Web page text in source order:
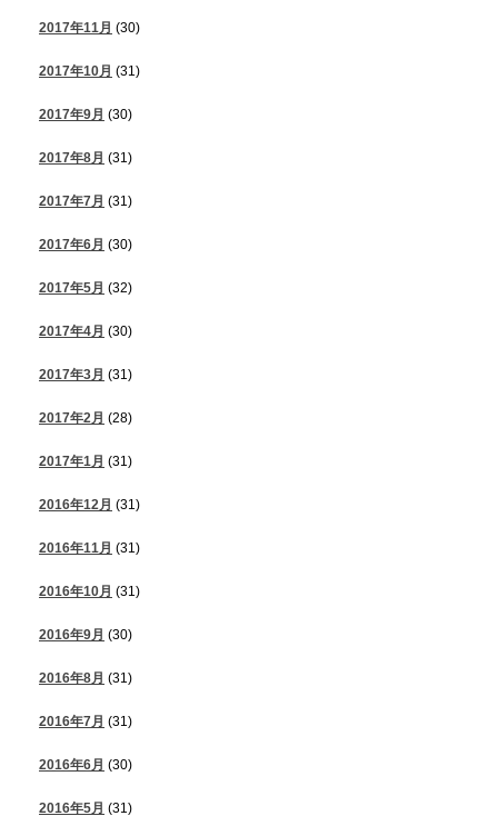
2017年11月 (30)
2017年10月 (31)
2017年9月 (30)
2017年8月 (31)
2017年7月 (31)
2017年6月 (30)
2017年5月 (32)
2017年4月 (30)
2017年3月 (31)
2017年2月 (28)
2017年1月 (31)
2016年12月 (31)
2016年11月 (31)
2016年10月 (31)
2016年9月 (30)
2016年8月 (31)
2016年7月 (31)
2016年6月 (30)
2016年5月 (31)